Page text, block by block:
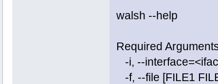
walsh --help
Required
-i, --
-f, --file [FILE1